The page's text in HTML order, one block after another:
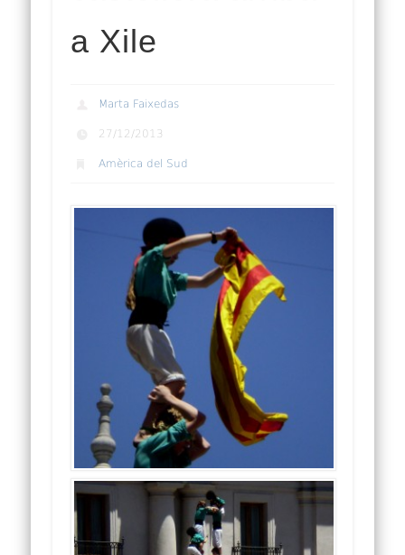
a Xile
Marta Faixedas
27/12/2013
Amèrica del Sud